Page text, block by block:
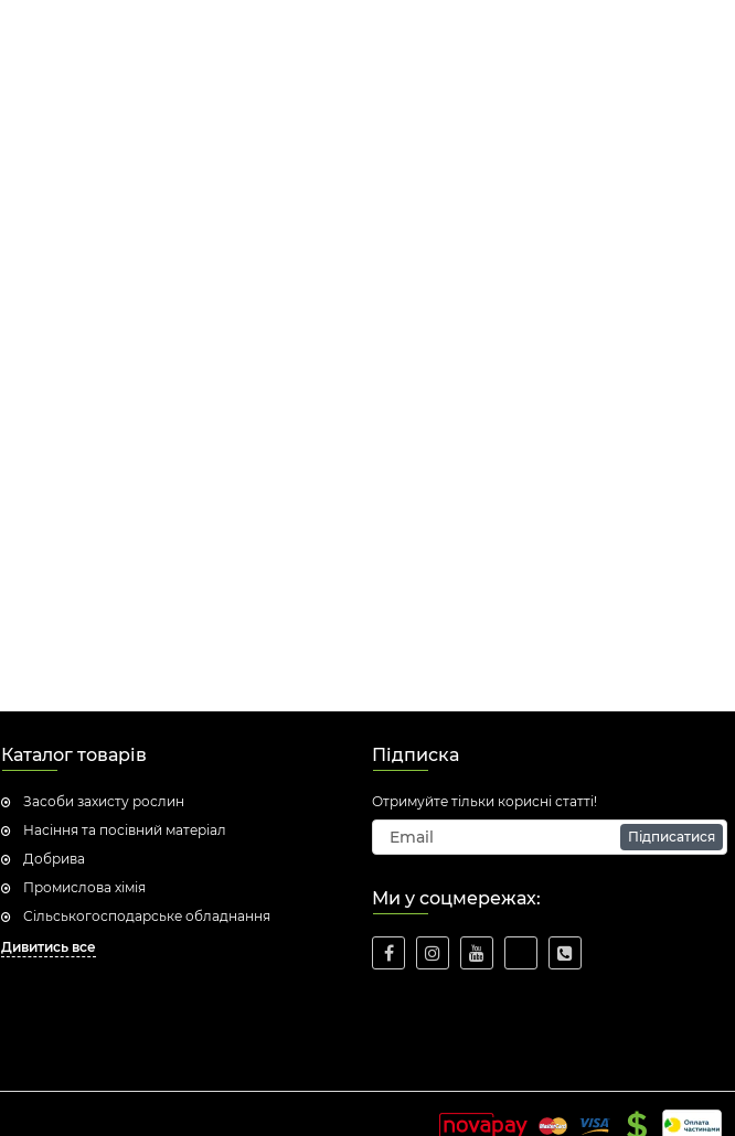
Каталог товарів
Засоби захисту рослин
Насіння та посівний матеріал
Добрива
Промислова хімія
Сільськогосподарське обладнання
Дивитись все
Підписка
Отримуйте тільки корисні статті!
Підписатися
Ми у соцмережах: